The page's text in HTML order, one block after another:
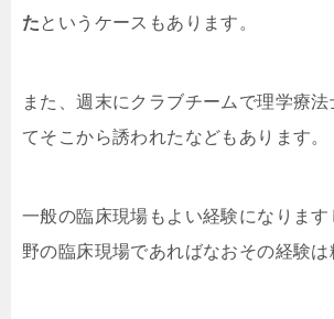
たというケースもあります。
また、週末にクラブチームで理学療
てそこから誘われたなどもあります。
一般の臨床現場もよい経験になります
野の臨床現場であればなおその経験は